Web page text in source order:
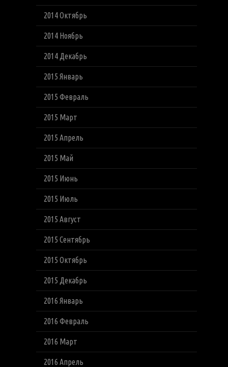
2014 Октябрь
2014 Ноябрь
2014 Декабрь
2015 Январь
2015 Февраль
2015 Март
2015 Апрель
2015 Май
2015 Июнь
2015 Июль
2015 Август
2015 Сентябрь
2015 Октябрь
2015 Декабрь
2016 Январь
2016 Февраль
2016 Март
2016 Апрель